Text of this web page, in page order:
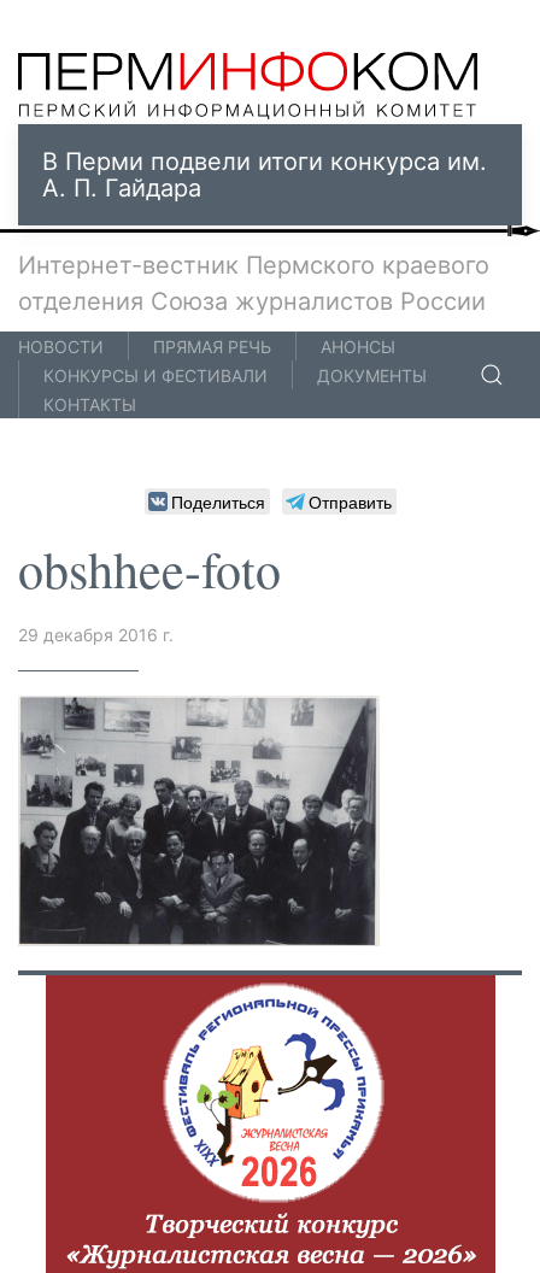
В Перми подвели итоги конкурса им.
А. П. Гайдара
Интернет-вестник Пермского краевого
отделения Союза журналистов России
НОВОСТИ ПРЯМАЯ РЕЧЬ
АНОНСЫ
КОНКУРСЫ И ФЕСТИВАЛИ
ДОКУМЕНТЫ
КОНТАКТЫ
Поделиться Отправить
obshhee-foto
29 декабря 2016 г.